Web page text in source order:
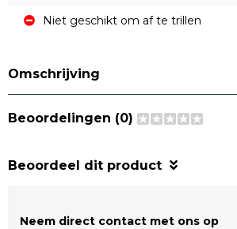
Niet geschikt om af te trillen
Omschrijving
Beoordelingen (0)
Beoordeel dit product
Neem direct contact met ons op